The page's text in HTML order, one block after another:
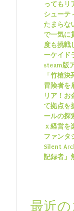
ってもリ
シューテ
たまらな
で一気に
度も挑戦
ーケイド
steam版
「竹槍決
冒険者を
リア！お
て拠点を
ールの探
ｘ経営を
ファンタ
Silent
記録者」
最近